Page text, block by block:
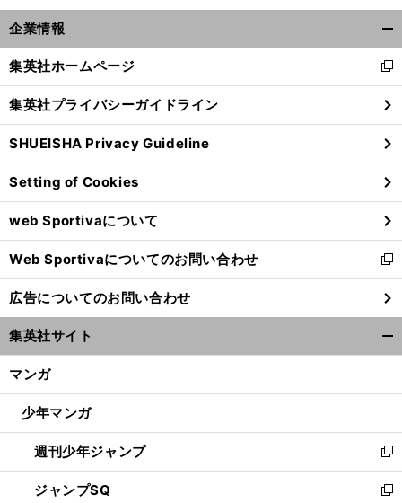
企業情報
閉
る
集英社ホームページ
新
し
い
ウ
ィ
ン
ド
ウ
で
開
く
集英社プライバシーガイドライン
SHUEISHA Privacy Guideline
Setting of Cookies
web Sportivaについて
Web Sportivaについてのお問い合わせ
新
し
い
ウ
ィ
ン
ウ
開
く
広告についてのお問い合わせ
集英社サイト
マンガ
少年マンガ
週刊少年ジャンプ
新
し
い
ジャンプSQ
新